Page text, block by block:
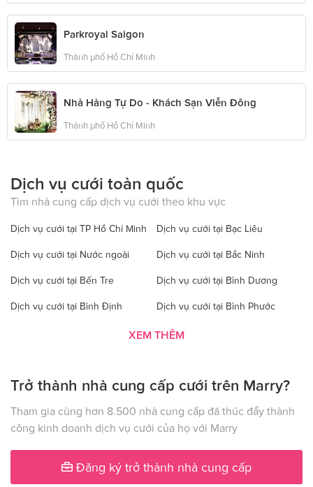
Parkroyal Saigon
Thành phố Hồ Chí Minh
Nhà Hàng Tự Do - Khách Sạn Viễn Đông
Thành phố Hồ Chí Minh
Dịch vụ cưới toàn quốc
Tìm nhà cung cấp dịch vụ cưới theo khu vực
Dịch vụ cưới tại TP Hồ Chí Minh Dịch vụ cưới tại Bạc Liêu
Dịch vụ cưới tại Nước ngoài Dịch vụ cưới tại Bắc Ninh
Dịch vụ cưới tại Bến Tre Dịch vụ cưới tại Bình Dương
Dịch vụ cưới tại Bình Định Dịch vụ cưới tại Bình Phước
Dịch vụ cưới tại Bình Thuận Dịch vụ cưới tại Cà Mau
Dịch vụ cưới tại Hà Nội Dịch vụ cưới tại Đăk Nông
Dịch vụ cưới tại Điện Biên Dịch vụ cưới tại Đồng Nai
Dịch vụ cưới tại Đồng Tháp Dịch vụ cưới tại Gia Lai
Dịch vụ cưới tại Hà Giang Dịch vụ cưới tại Hà Nam
XEM THÊM
Trở thành nhà cung cấp cưới trên Marry?
Tham gia cùng hơn 8.500 nhà cung cấp đã thúc đẩy thành
công kinh doanh dịch vụ cưới của họ với Marry
Đăng ký trở thành nhà cung cấp